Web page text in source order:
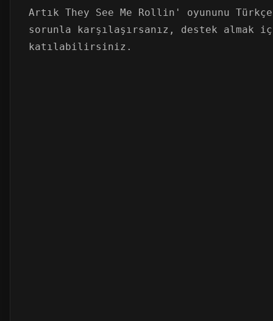
Artık They See Me Rollin' oyununu
sorunla karşılaşırsanız, destek almak
katılabilirsiniz.